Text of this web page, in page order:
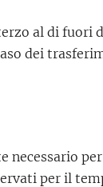
al di fuori
dei
per il